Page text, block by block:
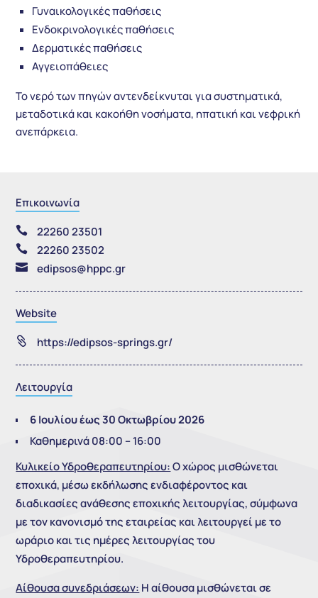
Γυναικολογικές παθήσεις
Ενδοκρινολογικές παθήσεις
Δερματικές παθήσεις
Αγγειοπάθειες
Το νερό των πηγών αντενδείκνυται για συστηματικά,
μεταδοτικά και κακοήθη νοσήματα, ηπατική και νεφρική
ανεπάρκεια.
Επικοινωνία
 22260 23501
 22260 23502
 edipsos@hppc.gr
Website
 https://edipsos-springs.gr/
Λειτουργία
6 Ιουλίου έως 30 Οκτωβρίου 2026
Καθημερινά 08:00 – 16:00
Κυλικείο Υδροθεραπευτηρίου:Ο χώρος μισθώνεται
εποχικά, μέσω εκδήλωσης ενδιαφέροντος και
διαδικασίες ανάθεσης εποχικής λειτουργίας, σύμφωνα
με τον κανονισμό της εταιρείας και λειτουργεί με το
ωράριο και τις ημέρες λειτουργίας του
Υδροθεραπευτηρίου.
Αίθουσα συνεδριάσεων: Η αίθουσα μισθώνεται σε